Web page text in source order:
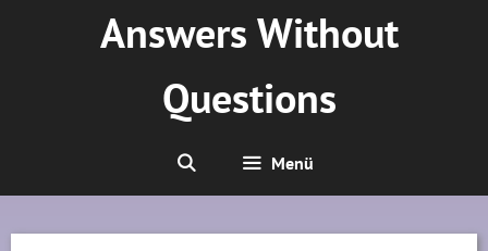
Answers Without
Questions
Menü